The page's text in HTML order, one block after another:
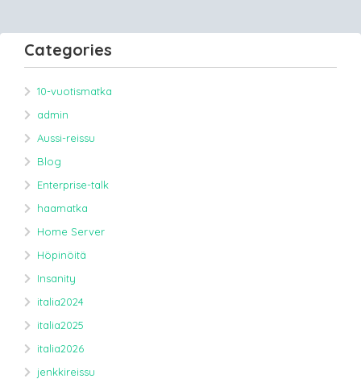
Categories
10-vuotismatka
admin
Aussi-reissu
Blog
Enterprise-talk
haamatka
Home Server
Höpinöitä
Insanity
italia2024
italia2025
italia2026
jenkkireissu